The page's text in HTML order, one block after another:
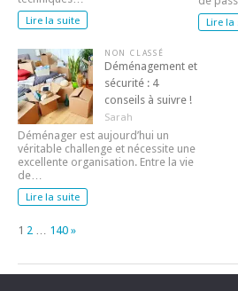
Lire la suite Lire la
NON CLASSÉ
Déménagement et
sécurité : 4
conseils à suivre !
Sarah
Déménager est aujourd’hui un
véritable challenge et nécessite une
excellente organisation. Entre la vie
de…
Lire la suite
Page:
1 2 … 140 Next
»